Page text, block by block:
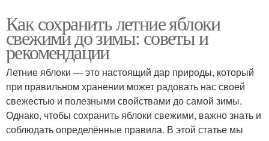
Как сохранить летние яблоки
свежими до зимы: советы и
рекомендации
Летние яблоки — это настоящий дар природы, который
при правильном хранении может радовать нас своей
свежестью и полезными свойствами до самой зимы.
Однако, чтобы сохранить яблоки свежими, важно знать и
соблюдать определённые правила. В этой статье мы